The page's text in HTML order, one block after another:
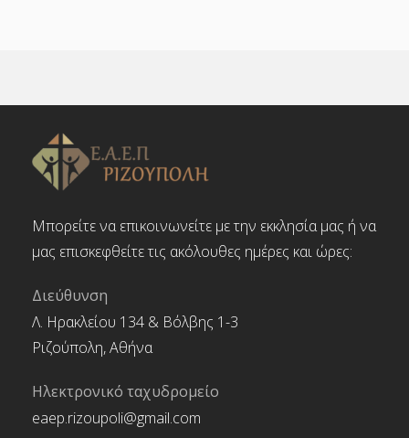
Μπορείτε να επικοινωνείτε με την εκκλησία μας ή να
μας επισκεφθείτε τις ακόλουθες ημέρες και ώρες:
Διεύθυνση
Λ. Ηρακλείου 134 & Βόλβης 1-3
Ριζούπολη, Αθήνα
Ηλεκτρονικό ταχυδρομείο
eaep.rizoupoli@gmail.com